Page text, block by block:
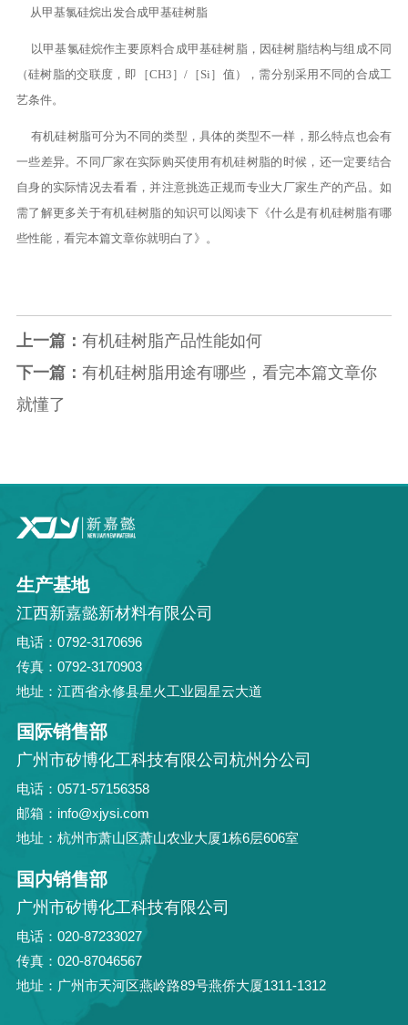
从甲基氯硅烷出发合成甲基硅树脂
以甲基氯硅烷作主要原料合成甲基硅树脂，因硅树脂结构与组成不同
（硅树脂的交联度，即［CH3］/［Si］值），需分别采用不同的合成工
艺条件。
有机硅树脂可分为不同的类型，具体的类型不一样，那么特点也会有
一些差异。不同厂家在实际购买使用有机硅树脂的时候，还一定要结合
自身的实际情况去看看，并注意挑选正规而专业大厂家生产的产品。如
需了解更多关于有机硅树脂的知识可以阅读下《什么是有机硅树脂有哪
些性能，看完本篇文章你就明白了 》。
上一篇： 有机硅树脂产品性能如何
下一篇： 有机硅树脂用途有哪些，看完本篇文章你
就懂了
生产基地
江西新嘉懿新材料有限公司
电话：0792-3170696
传真：0792-3170903
地址：江西省永修县星火工业园星云大道
国际销售部
广州市矽博化工科技有限公司杭州分公司
电话：0571-57156358
邮箱：info@xjysi.com
地址：杭州市萧山区萧山农业大厦1栋6层606室
国内销售部
广州市矽博化工科技有限公司
电话：020-87233027
传真：020-87046567
地址：广州市天河区燕岭路89号燕侨大厦1311-1312